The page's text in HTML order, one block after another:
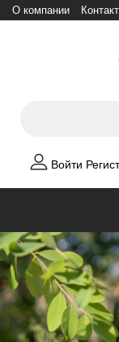
О компании
Войти